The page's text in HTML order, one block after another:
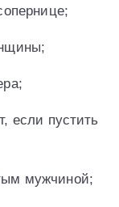
если пустить
мужчиной;